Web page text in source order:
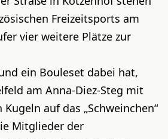
Freizeitsports am
vier weitere Plätze zur
ein Bouleset dabei hat,
am Anna-Diez-Steg mit
auf das „Schweinchen“
Mitglieder der